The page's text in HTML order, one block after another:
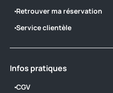
Retrouver ma réservation
Service clientèle
Infos pratiques
CGV